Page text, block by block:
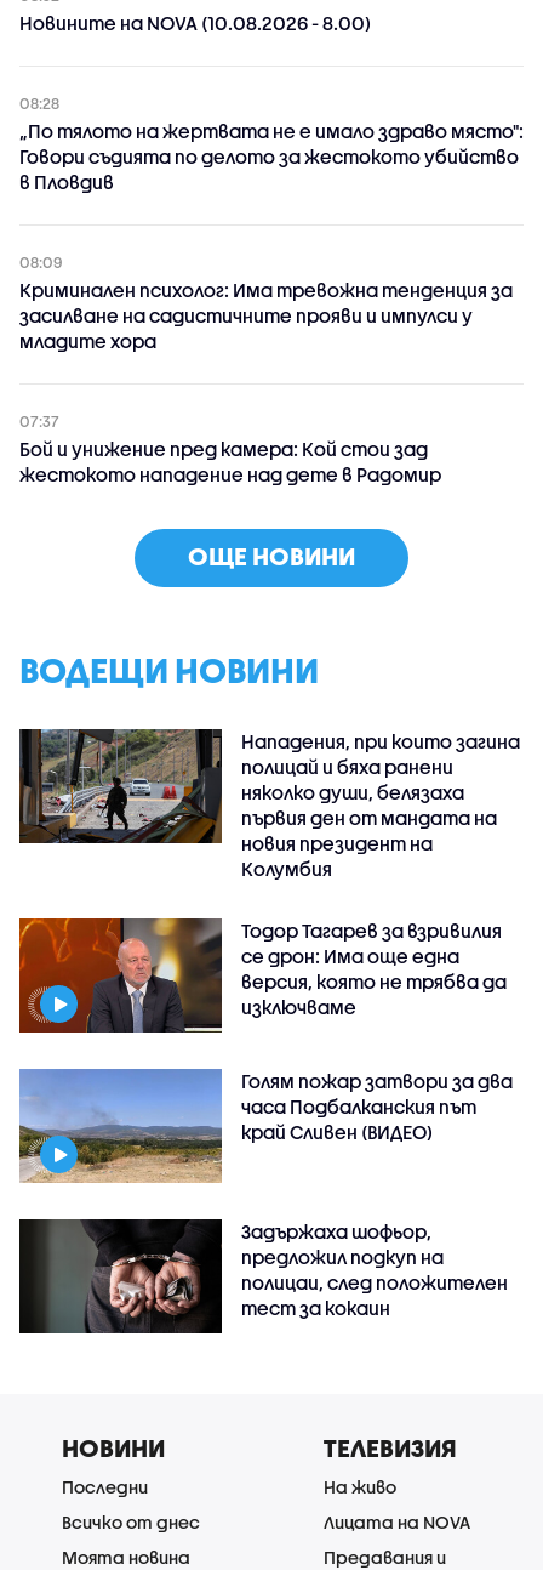
Новините на NOVA (10.08.2026 - 8.00)
08:28
„По тялото на жертвата не е имало здраво място":
Говори съдията по делото за жестокото убийство
в Пловдив
08:09
Криминален психолог: Има тревожна тенденция за
засилване на садистичните прояви и импулси у
младите хора
07:37
Бой и унижение пред камера: Кой стои зад
жестокото нападение над дете в Радомир
ОЩЕ НОВИНИ
ВОДЕЩИ НОВИНИ
Нападения, при които загина
полицай и бяха ранени
няколко души, белязаха
първия ден от мандата на
новия президент на
Колумбия
Тодор Тагарев за взривилия
се дрон: Има още една
версия, която не трябва да
изключваме
Голям пожар затвори за два
часа Подбалканския път
край Сливен (ВИДЕО)
Задържаха шофьор,
предложил подкуп на
полицаи, след положителен
тест за кокаин
НОВИНИ
Последни
Всичко от днес
Моята новина
ТЕЛЕВИЗИЯ
На живо
Лицата на NOVA
Предавания и